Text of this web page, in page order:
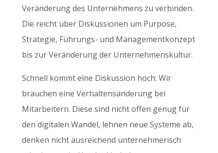
Veränderung des Unternehmens zu verbinden.
Die reicht über Diskussionen um Purpose,
Strategie, Führungs- und Managementkonzept
bis zur Veränderung der Unternehmenskultur.
Schnell kommt eine Diskussion hoch: Wir
brauchen eine Verhaltensänderung bei
Mitarbeitern. Diese sind nicht offen genug für
den digitalen Wandel, lehnen neue Systeme ab,
denken nicht ausreichend unternehmerisch